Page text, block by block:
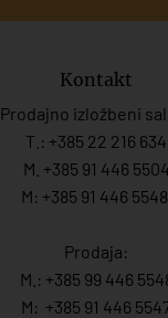
Kontakt
Prodajno izložbeni
T.: +385 22 216 634
M. +385 91 446 5504
M: +385 91 446 5548
Prodaja:
M.: +385 99 446
M: +385 91 446 554